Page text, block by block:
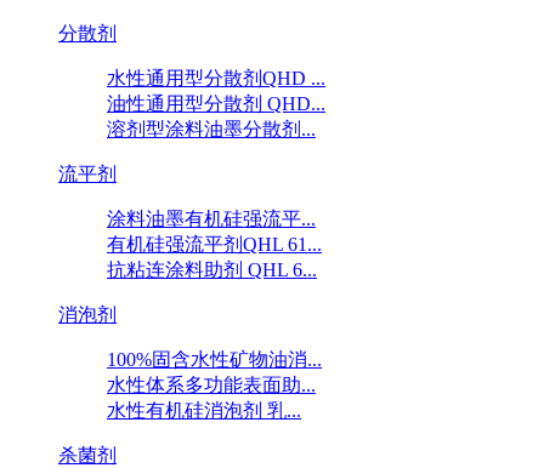
分散剂
水性通用型分散剂QHD ...
油性通用型分散剂 QHD...
溶剂型涂料油墨分散剂...
流平剂
涂料油墨有机硅强流平...
有机硅强流平剂QHL 61...
抗粘连涂料助剂 QHL 6...
消泡剂
100%固含水性矿物油消...
水性体系多功能表面助...
水性有机硅消泡剂 乳...
杀菌剂